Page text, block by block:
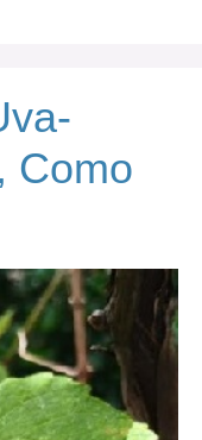
Como